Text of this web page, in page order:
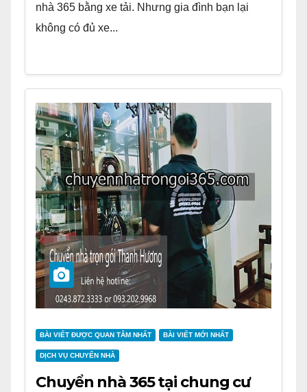
nhà 365 bằng xe tải. Nhưng gia đình bạn lại
không có đủ xe...
BÀI VIẾT ĐƯỢC QUAN TÂM NHẤT BÀI VIẾT MỚI NHẤT
DỊCH VỤ CHUYỂN NHÀ
Chuyển nhà 365 tại chung cư